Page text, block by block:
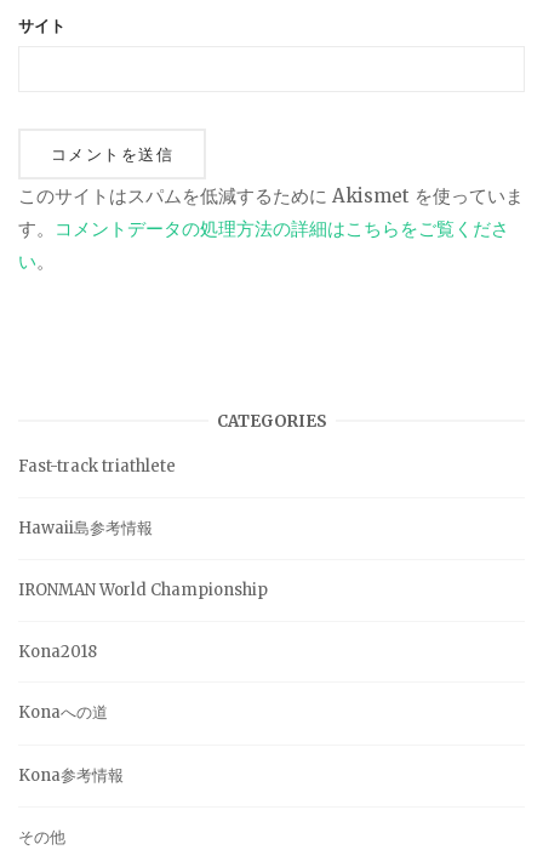
サイト
このサイトはスパムを低減するために Akismet を使っていま
す。
コメントデータの処理方法の詳細はこちらをご覧くださ
い。
CATEGORIES
Fast-track triathlete
Hawaii島参考情報
IRONMAN World Championship
Kona2018
Konaへの道
Kona参考情報
その他